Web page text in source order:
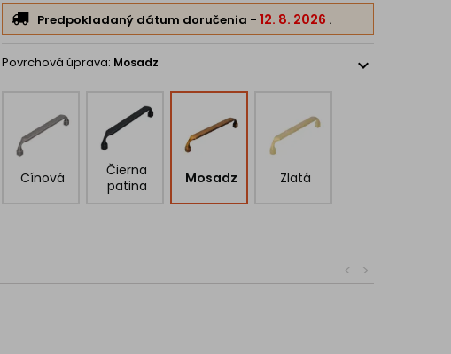
Predpokladaný dátum doručenia - 12. 8. 2026 .
Povrchová úprava: Mosadz expand_more
Cínová
Čierna
patina
Mosadz Zlatá
>
<